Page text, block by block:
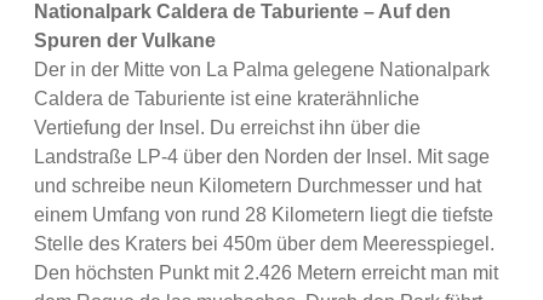
Nationalpark Caldera de Taburiente – Auf den
Spuren der Vulkane
Der in der Mitte von La Palma gelegene Nationalpark
Caldera de Taburiente ist eine kraterähnliche
Vertiefung der Insel. Du erreichst ihn über die
Landstraße LP-4 über den Norden der Insel. Mit sage
und schreibe neun Kilometern Durchmesser und hat
einem Umfang von rund 28 Kilometern liegt die tiefste
Stelle des Kraters bei 450m über dem Meeresspiegel.
Den höchsten Punkt mit 2.426 Metern erreicht man mit